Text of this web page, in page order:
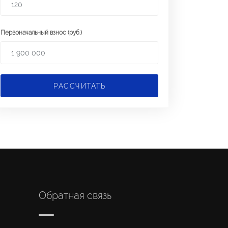
Первоначальный взнос (руб.)
РАССЧИТАТЬ
Обратная связь